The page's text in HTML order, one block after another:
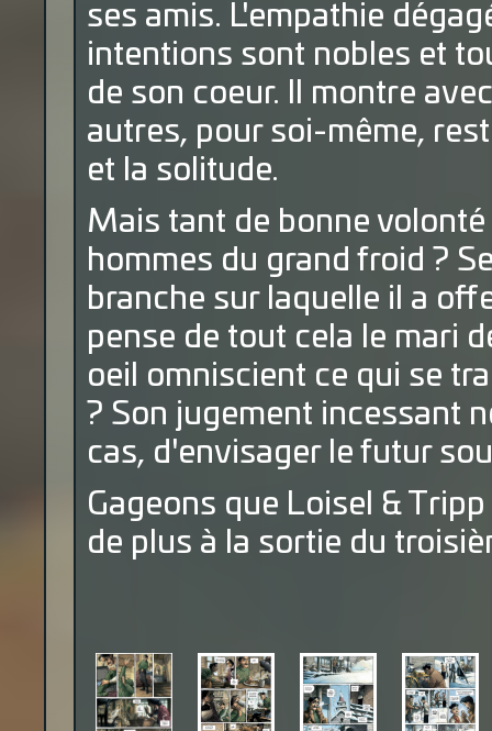
ses amis. L'empathie
intentions sont nobles et
de son coeur. Il montre
autres, pour soi-même,
et la solitude.
Mais tant de bonne
hommes du grand froid ?
branche sur laquelle il a
pense de tout cela le mari
oeil omniscient ce qui se
? Son jugement incessant
cas, d'envisager le futur
Gageons que Loisel &
de plus à la sortie du